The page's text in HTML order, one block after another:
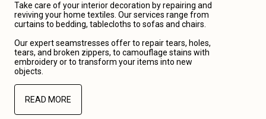
Take care of your interior decoration by repairing and
reviving your home textiles. Our services range from
curtains to bedding, tablecloths to sofas and chairs.
Our expert seamstresses offer to repair tears, holes,
tears, and broken zippers, to camouflage stains with
embroidery or to transform your items into new
objects.
READ MORE